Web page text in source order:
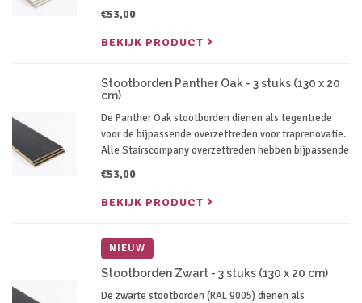
€53,00
BEKIJK PRODUCT
Stootborden Panther Oak - 3 stuks (130 x 20
cm)
De Panther Oak stootborden dienen als tegentrede
voor de bijpassende overzettreden voor traprenovatie.
Alle Stairscompany overzettreden hebben bijpassende
€53,00
BEKIJK PRODUCT
NIEUW
Stootborden Zwart - 3 stuks (130 x 20 cm)
De zwarte stootborden (RAL 9005) dienen als